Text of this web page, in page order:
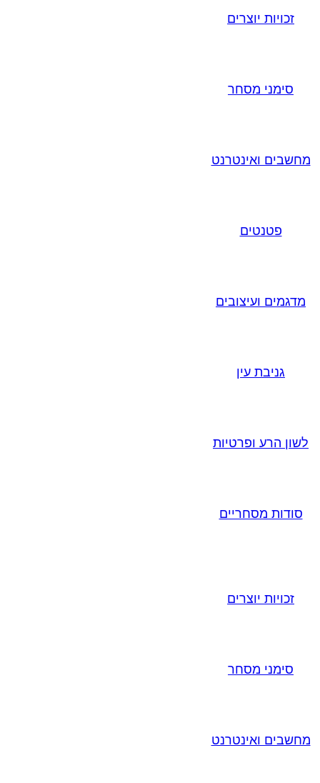
זכויות יוצרים
סימני מסחר
מחשבים ואינטרנט
פטנטים
מדגמים ועיצובים
גניבת עין
לשון הרע ופרטיות
סודות מסחריים
זכויות יוצרים
סימני מסחר
מחשבים ואינטרנט